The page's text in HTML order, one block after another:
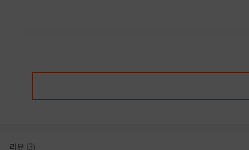
리뷰 (3)